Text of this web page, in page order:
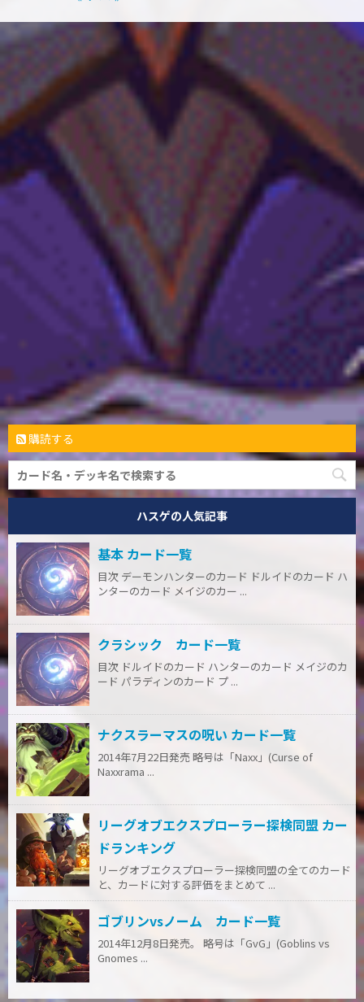
購読する
ハスゲの人気記事
基本 カード一覧
目次 デーモンハンターのカード ドルイドのカード ハ
ンターのカード メイジのカー ...
クラシック カード一覧
目次 ドルイドのカード ハンターのカード メイジのカ
ード パラディンのカード プ ...
ナクスラーマスの呪い カード一覧
2014年7月22日発売 略号は「Naxx」(Curse of
Naxxrama ...
リーグオブエクスプローラー探検同盟 カー
ドランキング
リーグオブエクスプローラー探検同盟の全てのカード
と、カードに対する評価をまとめて ...
ゴブリンvsノーム カード一覧
2014年12月8日発売。 略号は「GvG」(Goblins vs
Gnomes ...